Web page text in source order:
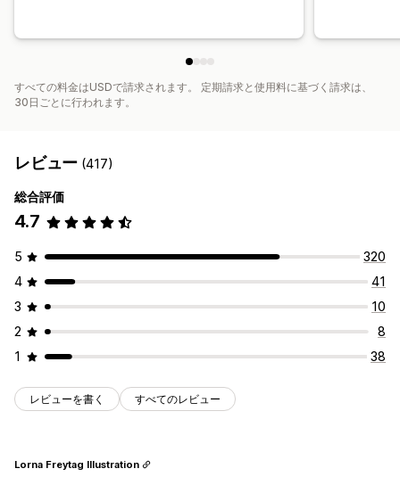
すべての料金はUSDで請求されます。 定期請求と使用料に基づく請求は、
30日ごとに行われます。
レビュー (417)
総合評価
4.7
5
320
4
41
3
10
2
8
1
38
レビューを書く すべてのレビュー
Lorna Freytag Illustration